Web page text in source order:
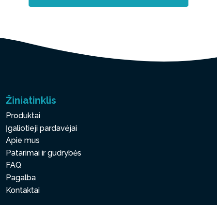
Žiniatinklis
Produktai
Įgaliotieji pardavėjai
Apie mus
Patarimai ir gudrybės
FAQ
Pagalba
Kontaktai